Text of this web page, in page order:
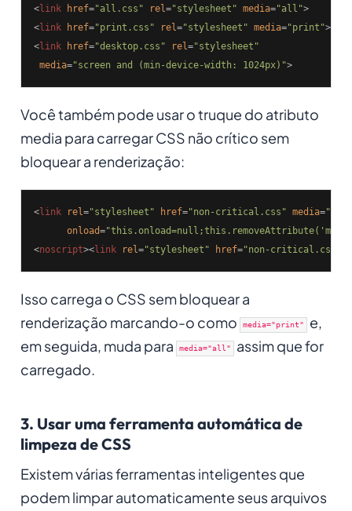
<link href="all.css" rel="stylesheet" media="all">
<link href="print.css" rel="stylesheet" media="print">
<link href="desktop.css" rel="stylesheet"
media="screen and (min-device-width: 1024px)">
Você também pode usar o truque do atributo
media para carregar CSS não crítico sem
bloquear a renderização:
<link rel ="stylesheet" href="non-critical.css" media=
onload=
<noscript><link rel ="stylesheet" href="non-critical.css"
Isso carrega o CSS sem bloquear a
renderização marcando-o como
media="print" e,
em seguida, muda para
media="all" assim que for
carregado.
3. Usar uma ferramenta automática de
limpeza de CSS
Existem várias ferramentas inteligentes que
podem limpar automaticamente seus arquivos